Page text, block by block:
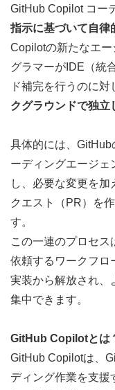
GitHub Copilot コー
指示に基づいて自律
Copilotの新たなエ
グラマーがIDE（統
ド補完を行うのに
クグラウンドで独立
具体的には、GitHub
ーディングエージェ
し、必要な変更を加
クエスト（PR）を
す。
この一連のプロセス
依頼するワークフロ
実装から解放され、
集中できます。
GitHub Copilotとは
GitHub Copilotは、
ディング作業を支援